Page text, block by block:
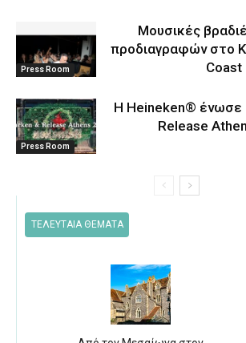
Press Room
Μουσικές
προδιαγραφών στο
Coast
Press Room
Η Heineken® ένωσε
Release
ΤΕΛΕΥΤΑΙΑ ΘΕΜΑΤΑ